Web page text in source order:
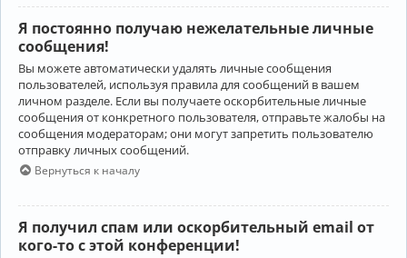
Я постоянно получаю нежелательные личные
сообщения!
Вы можете автоматически удалять личные сообщения
пользователей, используя правила для сообщений в вашем
личном разделе. Если вы получаете оскорбительные личные
сообщения от конкретного пользователя, отправьте жалобы на
сообщения модераторам; они могут запретить пользователю
отправку личных сообщений.
Вернуться к началу
Я получил спам или оскорбительный email от
кого-то с этой конференции!